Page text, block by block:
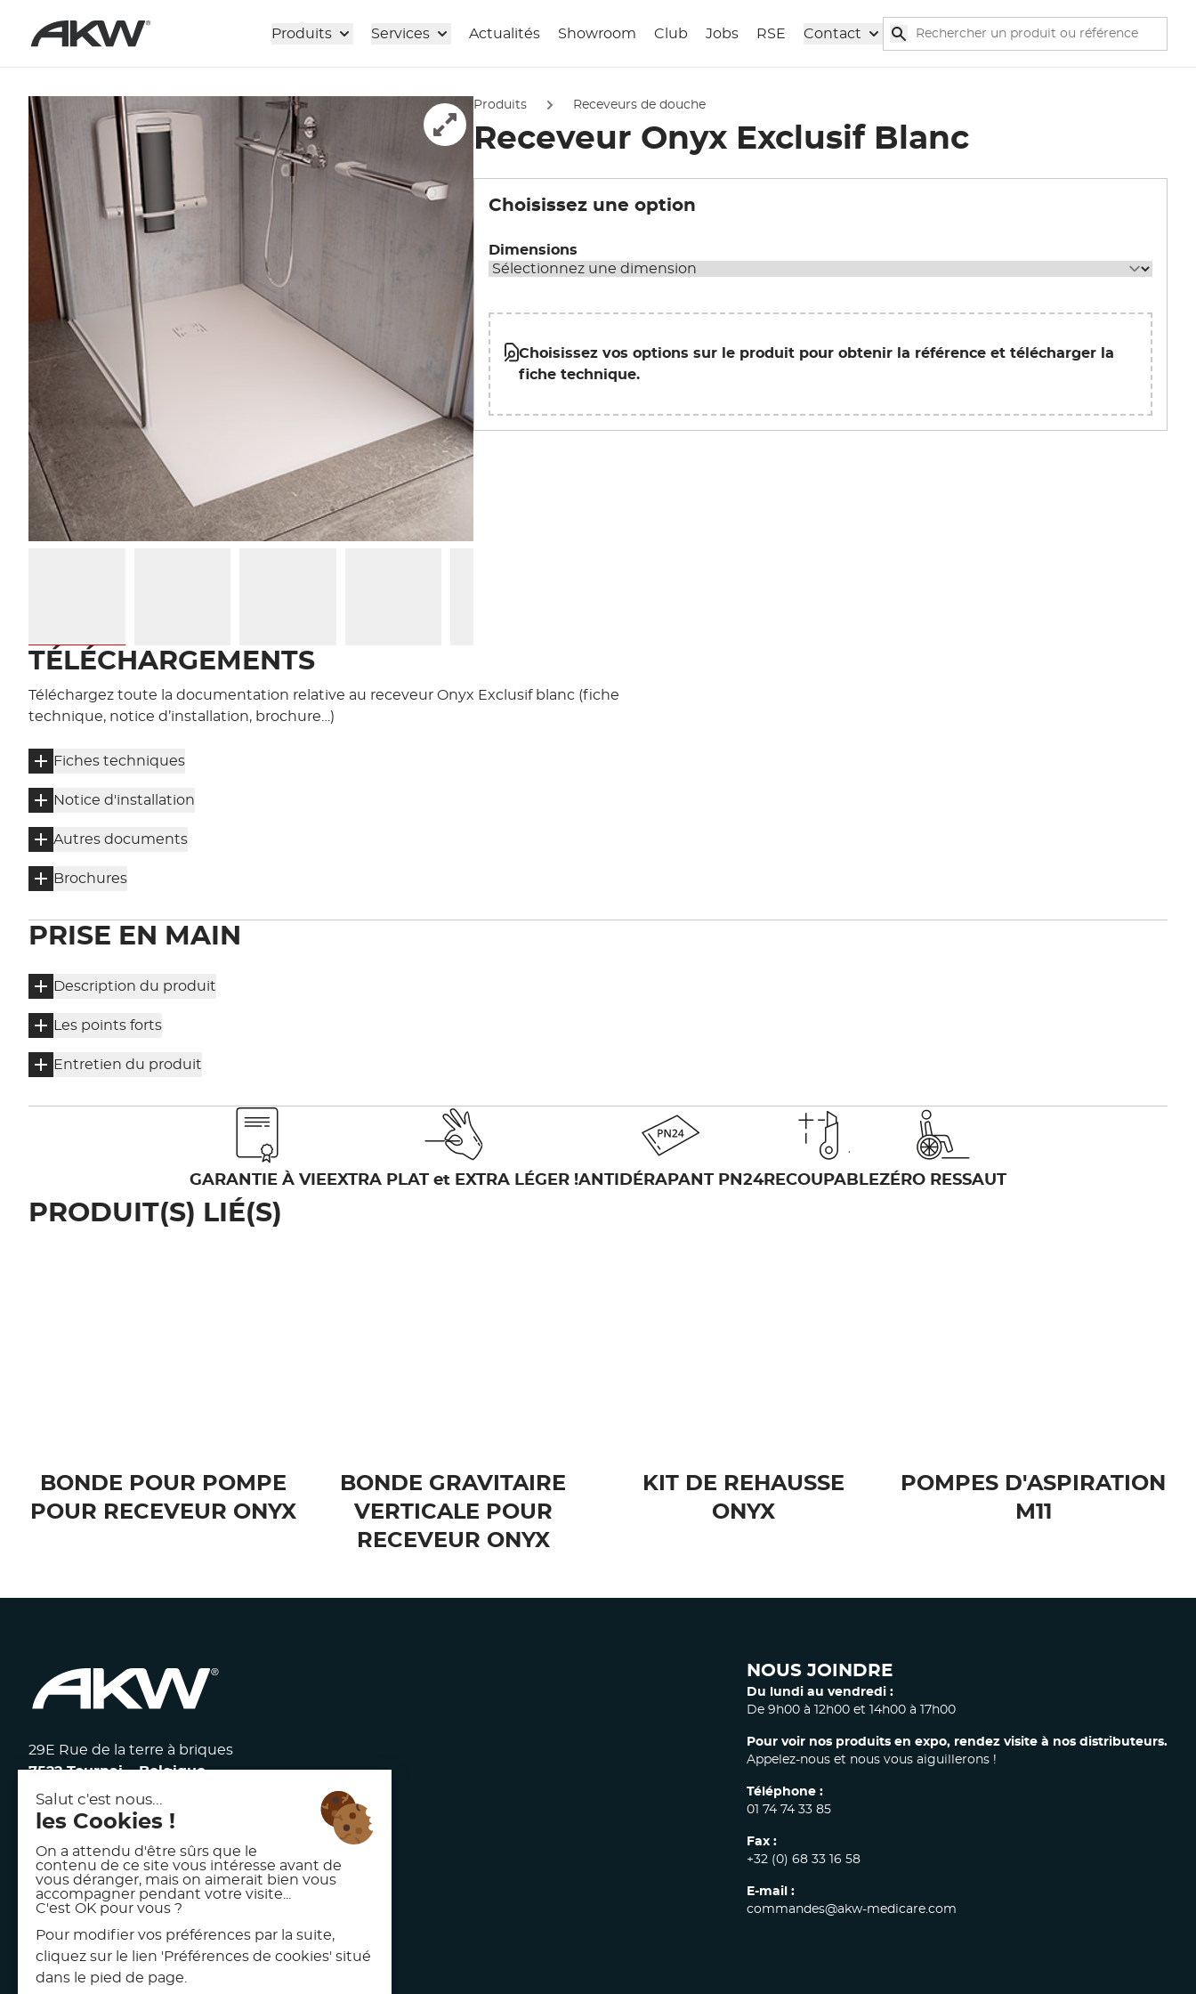
Produits
Services Actualités Showroom Club Jobs RSE Contact
Rechercher
Rechercher
Afficher l'image en pleine écran Afficher l'image en pleine écran
Afficher l'imageAfficher l'imageAfficher l'image
Produits Receveurs de douche
Receveur Onyx Exclusif Blanc
Choisissez une option
Dimensions
Choisissez vos options sur le produit pour obtenir la référence et télécharger la
fiche technique.
TÉLÉCHARGEMENTS
Téléchargez toute la documentation relative au receveur Onyx Exclusif blanc (fiche
technique, notice d’installation, brochure…)
Fiches techniques
Notice d'installation
Autres documents
Brochures
PRISE EN MAIN
Description du produit
Les points forts
Entretien du produit
GARANTIE À VIE EXTRA PLAT et EXTRA LÉGER !ANTIDÉRAPANT PN24RECOUPABLEZÉRO RESSAUT
PRODUIT(S) LIÉ(S)
BONDE POUR POMPE
POUR RECEVEUR ONYX
BONDE GRAVITAIRE
VERTICALE POUR
RECEVEUR ONYX
KIT DE REHAUSSE
ONYX
POMPES D'ASPIRATION
M11
29E Rue de la terre à briques
7522 Tournai – Belgique
117 avenue Victor Hugo
92100 Boulogne Billancourt – France
facebook
linkedin
instagram
NOUS JOINDRE
Du lundi au vendredi :
De 9h00 à 12h00 et 14h00 à 17h00
Pour voir nos produits en expo, rendez visite à nos distributeurs.
Appelez-nous et nous vous aiguillerons !
Téléphone :
01 74 74 33 85
Fax :
+32 (0) 68 33 16 58
E-mail :
commandes@akw-medicare.com